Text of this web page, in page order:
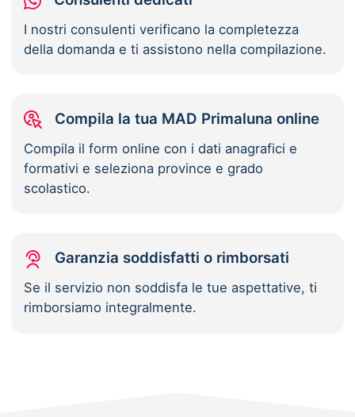
I nostri consulenti verificano la completezza
della domanda e ti assistono nella compilazione.
Compila la tua MAD Primaluna online
Compila il form online con i dati anagrafici e
formativi e seleziona province e grado
scolastico.
Garanzia soddisfatti o rimborsati
Se il servizio non soddisfa le tue aspettative, ti
rimborsiamo integralmente.